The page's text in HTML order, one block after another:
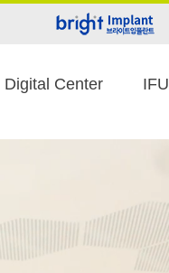
Digital Center IFU